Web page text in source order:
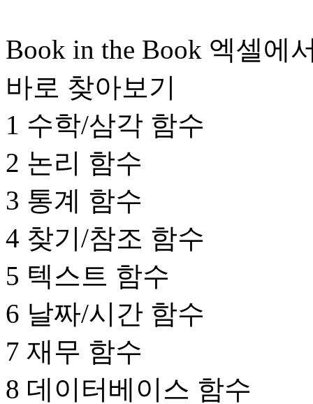
Book in the Book 엑셀에
바로 찾아보기
1 수학/삼각 함수
2 논리 함수
3 통계 함수
4 찾기/참조 함수
5 텍스트 함수
6 날짜/시간 함수
7 재무 함수
8 데이터베이스 함수